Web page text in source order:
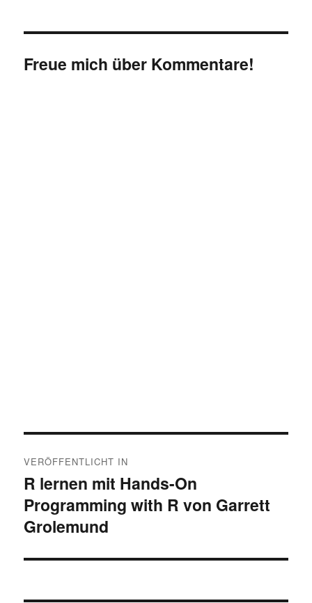
Freue mich über Kommentare!
VERÖFFENTLICHT IN
R lernen mit Hands-On
Programming with R von Garrett
Grolemund